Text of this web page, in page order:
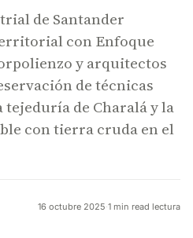
de Santander
con Enfoque
y arquitectos
de técnicas
de Charalá y la
con tierra cruda en el
16 octubre 2025·1 min read lectura